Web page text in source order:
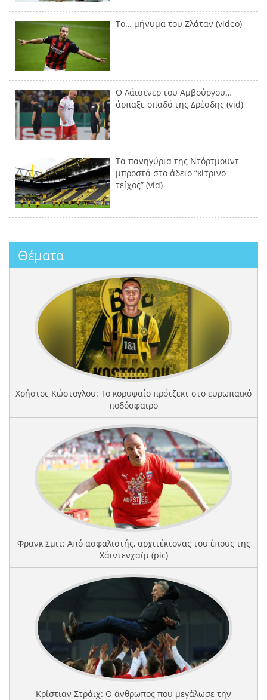
Το… μήνυμα του Ζλάταν (video)
Ο Λάιστνερ του Αμβούργου…
άρπαξε οπαδό της Δρέσδης (vid)
Τα πανηγύρια της Ντόρτμουντ
μπροστά στο άδειο “κίτρινο
τείχος” (vid)
Θέματα
Χρήστος Κώστογλου: Το κορυφαίο πρότζεκτ στο ευρωπαϊκό
ποδόσφαιρο
Φρανκ Σμιτ: Από ασφαλιστής, αρχιτέκτονας του έπους της
Χάιντενχαϊμ (pic)
Κρίστιαν Στράιχ: Ο άνθρωπος που μεγάλωσε την